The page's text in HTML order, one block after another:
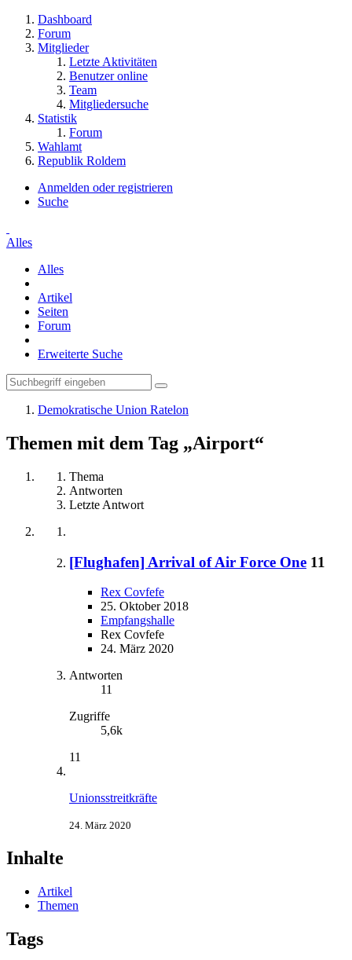
Dashboard
Forum
Mitglieder
Letzte Aktivitäten
Benutzer online
Team
Mitgliedersuche
Statistik
Forum
Wahlamt
Republik Roldem
Anmelden oder registrieren
Suche
Alles
Alles
Artikel
Seiten
Forum
Erweiterte Suche
Demokratische Union Ratelon
Themen mit dem Tag „Airport“
Thema
Antworten
Letzte Antwort
[Flughafen] Arrival of Air Force One 11
Rex Covfefe
25. Oktober 2018
Empfangshalle
Rex Covfefe
24. März 2020
Antworten
11
Zugriffe
5,6k
11
Union​s​streitkräfte
24. März 2020
Inhalte
Artikel
Themen
Tags